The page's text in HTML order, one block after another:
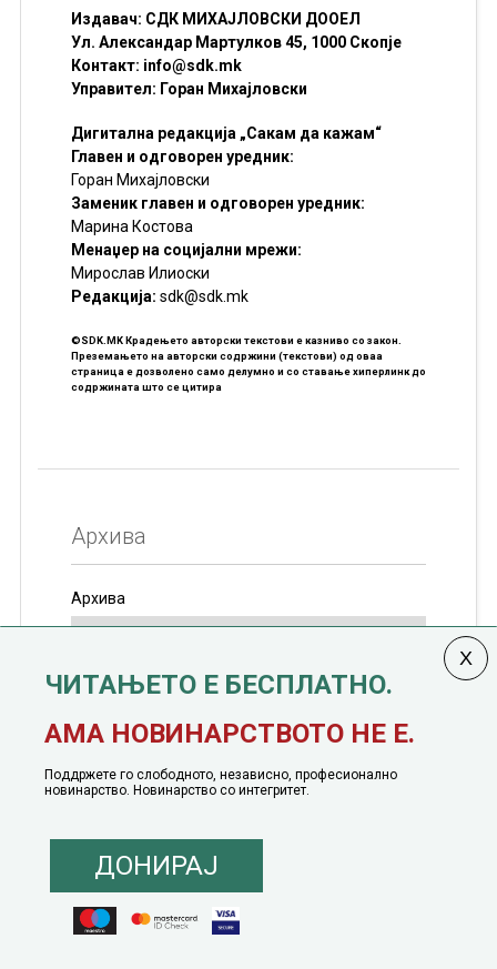
Издавач: СДК МИХАЈЛОВСКИ ДООЕЛ
Ул. Александар Мартулков 45, 1000 Скопје
Контакт: info@sdk.mk
Управител: Горан Михајловски
Дигитална редакција „Сакам да кажам“
Главен и одговорен уредник:
Горан Михајловски
Заменик главен и одговорен уредник:
Марина Костова
Менаџер на социјални мрежи:
Мирослав Илиоски
Редакцијa: sdk@sdk.mk
©SDK.MK Крадењето авторски текстови е казниво со закон.
Преземањето на авторски содржини (текстови) од оваа
страница е дозволено само делумно и со ставање хиперлинк до
содржината што се цитира
Архива
Архива
јануари, 1991 година
© 2016 - 2026 Сакам Да Кажам. Сите права задржани |
Понуда за политичко рекламирање
Политика на инклузија
Кодекс на однесување
ЧИТАЊЕТО Е БЕСПЛАТНО.
АМА НОВИНАРСТВОТО НЕ Е.
Поддржете го слободното, независно, професионално
новинарство. Новинарство со интегритет.
ДОНИРАЈ